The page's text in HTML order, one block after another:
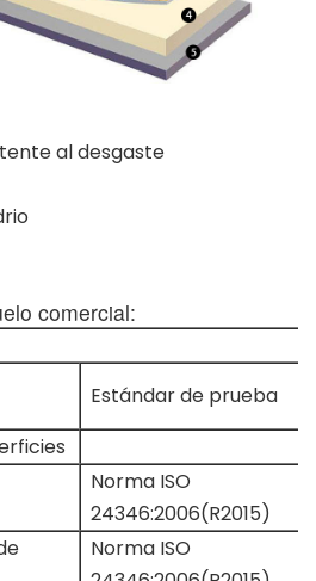
al desgaste
comercial:
Estándar de prueba
Norma ISO
24346:2006(R2015)
Norma ISO